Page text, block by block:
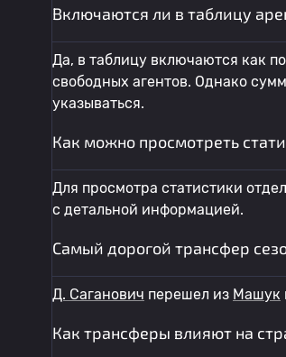
Включаются ли в таблицу
Да, в таблицу включаются как
свободных агентов. Однако
указываться.
Как можно просмотреть
Для просмотра статистики
с детальной информацией.
Самый дорогой трансфер
Д. Саганович перешел из Машук
Как трансферы влияют на